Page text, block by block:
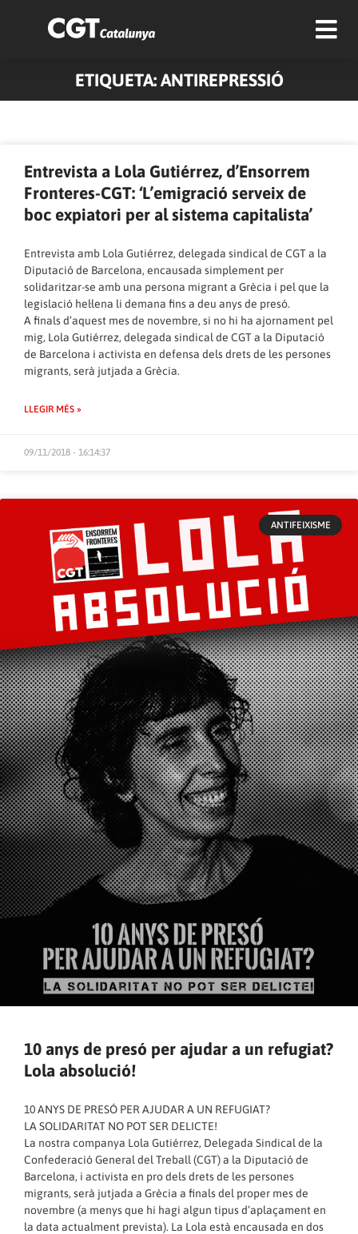
ETIQUETA: ANTIREPRESSIÓ
Entrevista a Lola Gutiérrez, d’Ensorrem
Fronteres-CGT: ‘L’emigració serveix de
boc expiatori per al sistema capitalista’
Entrevista amb Lola Gutiérrez, delegada sindical de CGT a la
Diputació de Barcelona, encausada simplement per
solidaritzar-se amb una persona migrant a Grècia i pel que la
legislació hel·lena li demana fins a deu anys de presó.
A finals d’aquest mes de novembre, si no hi ha ajornament pel
mig, Lola Gutiérrez, delegada sindical de CGT a la Diputació
de Barcelona i activista en defensa dels drets de les persones
migrants, serà jutjada a Grècia.
LLEGIR MÉS »
09/11/2018 - 16:14:37
ANTIFEIXISME
10 anys de presó per ajudar a un refugiat?
Lola absolució!
10 ANYS DE PRESÓ PER AJUDAR A UN REFUGIAT?
LA SOLIDARITAT NO POT SER DELICTE!
La nostra companya Lola Gutiérrez, Delegada Sindical de la
Confederació General del Treball (CGT) a la Diputació de
Barcelona, i activista en pro dels drets de les persones
migrants, serà jutjada a Grècia a finals del proper mes de
novembre (a menys que hi hagi algun tipus d’aplaçament en
la data actualment prevista). La Lola està encausada en dos